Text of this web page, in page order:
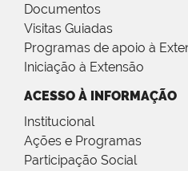
Documentos
Visitas Guiadas
Programas de apoio à
Iniciação à Extensão
ACESSO À INFORMAÇÃO
Institucional
Ações e Programas
Participação Social